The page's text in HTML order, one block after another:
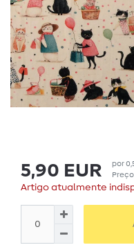
5,90 EUR por
Artigo atualmente